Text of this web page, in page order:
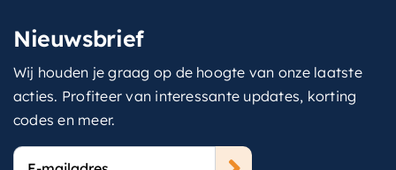
Nieuwsbrief
Wij houden je graag op de hoogte van onze laatste
acties. Profiteer van interessante updates, korting
codes en meer.
E-